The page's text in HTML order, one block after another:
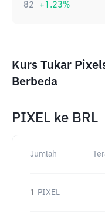
82 +1.23%
Kurs Tukar
Berbeda
PIXEL ke BRL
Jumlah
1 PIXEL